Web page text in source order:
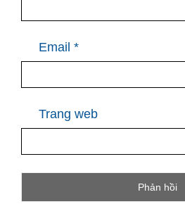
Email *
Trang web